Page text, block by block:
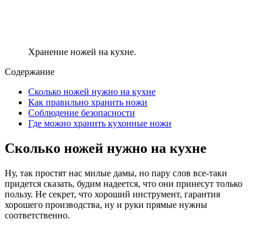
Хранение ножей на кухне.
Содержание
Сколько ножей нужно на кухне
Как правильно хранить ножи
Соблюдение безопасности
Где можно хранить кухонные ножи
Сколько ножей нужно на кухне
Ну, так простят нас милые дамы, но пару слов все-таки
придется сказать, будим надеется, что они принесут только
пользу. Не секрет, что хороший инструмент, гарантия
хорошего производства, ну и руки прямые нужны
соответственно.